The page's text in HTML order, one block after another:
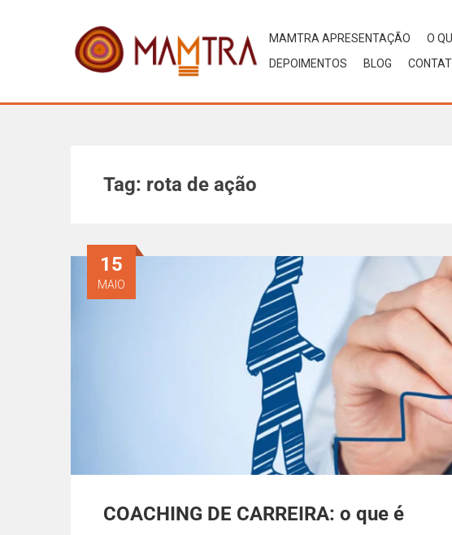
MAMTRA APRESENTAÇÃO O
DEPOIMENTOS
BLOG
Tag: rota de ação
COACHING DE CARREIRA: o que é
15
MAIO